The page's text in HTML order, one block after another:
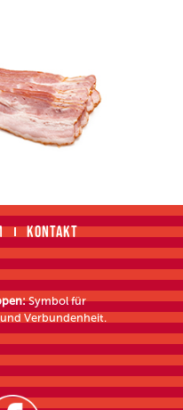
KONTAKT
Symbol für
Verbundenheit.